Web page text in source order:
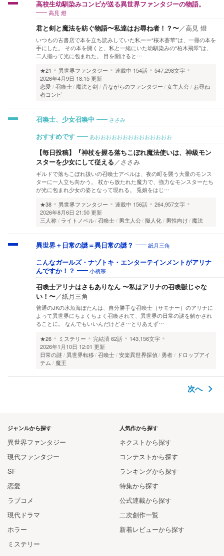
高校生幼馴染みコンビが送る異世界ファンタジーの物語。
高見 燈
君と剣と魔法を紡ぐ物語〜私達はお尋ね者！？〜／高見 燈
いつもの古書店で本を立ち読みしていた私ーー“桜木蒼華”は、一冊の本を
手にした。 その本を開くと、私と一緒にいた幼馴染みの“柏木飛翠”は、
二人揃って光に包まれた。 目を開けると…
★21
異世界ファンタジー 連載中 154話
547,298文字
2026年4月9日 18:15 更新
恋愛 召喚士 魔法と剣 昔ながらのファンタジー 女主人公
お尋ね
者コンビ
召喚士、少女召喚中 ささみ
おすすめです あおおおおおおおおおおおおおお
【毎日投稿】『神杖を握る落ちこぼれ魔法使いは、神級モン
スターを少女にして従える／ささみ
ギルドで落ちこぼれ扱いの召喚士アベルは、夜の町を襲う大量のモンス
ターに一人立ち向かう。 杖から放たれた魔力で、強力なモンスターたち
が光に包まれ少女の姿となって現れる。 兎娘をはじ…
★38
異世界ファンタジー 連載中 156話
264,957文字
2026年8月6日 21:50 更新
三人称
ライトノベル 召喚士 男主人公 擬人化 男性向け 魔法
異世界＋日常の謎＝異日常の謎？ 紙月三角
こんなガールズ・ナゾトキ・エンターテインメントがアリナ
んですか！？
小柄宗
召喚士アリナはさもありなん 〜私はアリナの召喚獣じゃな
い！〜／紙月三角
普通のJKの氷魚海ぼたんは、自分勝手な召喚士（サモナー）のアリナに
よって異世界にちょくちょく召喚されて、異世界の日常の謎を解かされ
ることに。 なんでもいいんだけどさ…とりあえず…
★26
ミステリー 完結済62話
143,156文字
2026年1月10日 12:01 更新
日常の謎
異世界転移 召喚士 安楽異世界探偵 勇者
ドロップアイ
テム
魔王
次へ
人気作から探す
ネクストから探す
コンテストから探す
ランキングから探す
特集から探す
公式連載から探す
二次創作一覧
新着レビューから探す
ジャンルから探す
異世界ファンタジー
現代ファンタジー
SF
恋愛
ラブコメ
現代ドラマ
ホラー
ミステリー